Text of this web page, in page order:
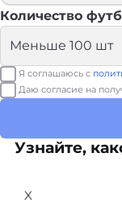
Количество
Я соглашаюсь с
Даю согласие на
Узнайте,
X